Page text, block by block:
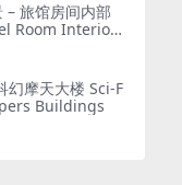
– 旅馆房间内部
Room Interior
幻摩天大楼 Sci-F
Buildings